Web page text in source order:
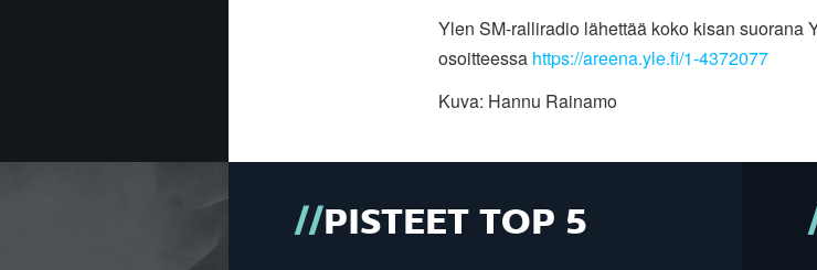
Ylen SM-ralliradio lähettää koko kisan suorana
osoitteessa https://areena.yle.fi/1-4372077
Kuva: Hannu Rainamo
PISTEET TOP 5